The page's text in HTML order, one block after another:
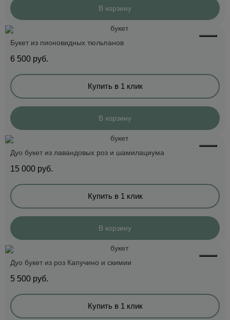
В корзину
Букет из пионовидных тюльпанов
6 500 руб.
Купить в 1 клик
В корзину
Дуо букет из лавандовых роз и шамилациума
15 000 руб.
Купить в 1 клик
В корзину
Дуо букет из роз Капучино и скимии
5 500 руб.
Купить в 1 клик